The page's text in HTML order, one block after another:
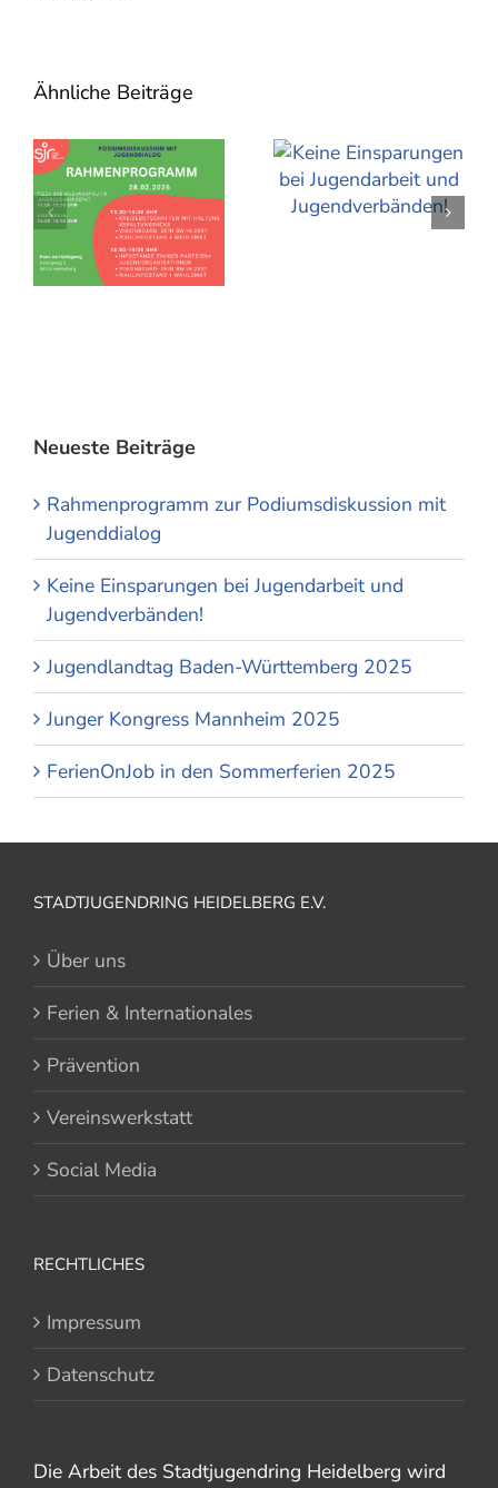
Ähnliche Beiträge
Neueste Beiträge
Rahmenprogramm zur Podiumsdiskussion mit
Jugenddialog
Keine Einsparungen bei Jugendarbeit und
Jugendverbänden!
Jugendlandtag Baden-Württemberg 2025
Junger Kongress Mannheim 2025
FerienOnJob in den Sommerferien 2025
STADTJUGENDRING HEIDELBERG E.V.
Über uns
Ferien & Internationales
Prävention
Vereinswerkstatt
Social Media
RECHTLICHES
Impressum
Datenschutz
Die Arbeit des Stadtjugendring Heidelberg wird